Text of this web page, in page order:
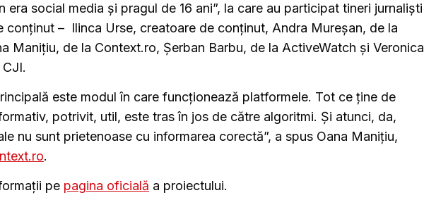
era social media și pragul de 16 ani”, la care au participat tineri jurnaliști
conținut – Ilinca Urse, creatoare de conținut, Andra Mureșan, de la
Manițiu, de la Context.ro, Șerban Barbu, de la ActiveWatch și Veronica
este modul în care funcționează platformele. Tot ce ține de
potrivit, util, este tras în jos de către algoritmi. Și atunci, da,
nu sunt prietenoase cu informarea corectă”, a spus Oana Manițiu,
.
pe pagina oficială a proiectului.